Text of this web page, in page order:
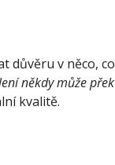
v něco,
někdy může
kvalitě.